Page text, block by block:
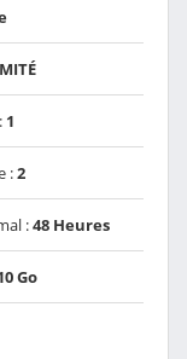
1
:2
:48 Heures
Go